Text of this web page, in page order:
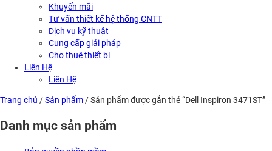
Khuyến mãi
Tư vấn thiết kế hệ thống CNTT
Dịch vụ kỹ thuật
Cung cấp giải pháp
Cho thuê thiết bị
Liên Hệ
Liên Hệ
Trang chủ /Sản phẩm / Sản phẩm được gắn thẻ “Dell Inspiron 3471ST”
Danh mục sản phẩm